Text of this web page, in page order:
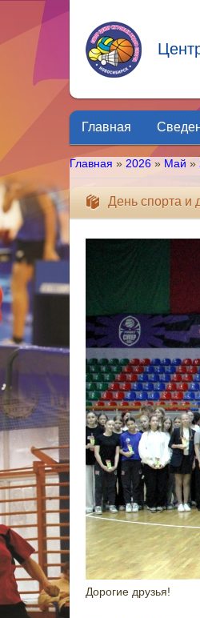
Главная
Главная » 2026 » Май »
День спорта и
Дорогие друзья!